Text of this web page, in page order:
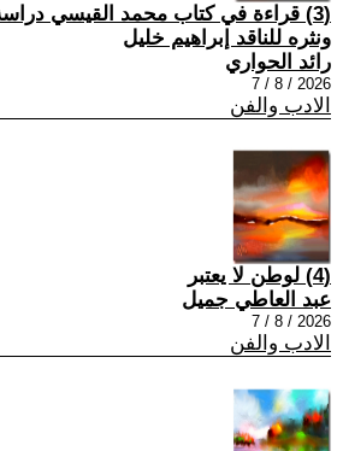
(3) قراءة في كتاب محمد القيسي
ونثره للناقد إبراهيم خليل
رائد الحواري
2026 / 8 / 7
الادب والفن
(4) لوطن لا يعتبر
عبد العاطي جميل
2026 / 8 / 7
الادب والفن